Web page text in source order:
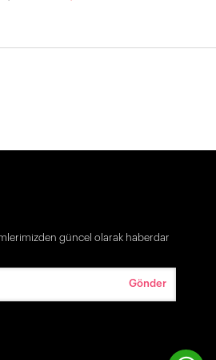
güncel olarak haberdar
Gönder